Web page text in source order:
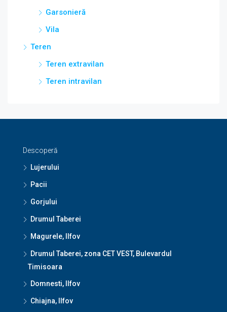
Garsonieră
Vila
Teren
Teren extravilan
Teren intravilan
Descoperă
Lujerului
Pacii
Gorjului
Drumul Taberei
Magurele, Ilfov
Drumul Taberei, zona CET VEST, Bulevardul
Timisoara
Domnesti, Ilfov
Chiajna, Ilfov